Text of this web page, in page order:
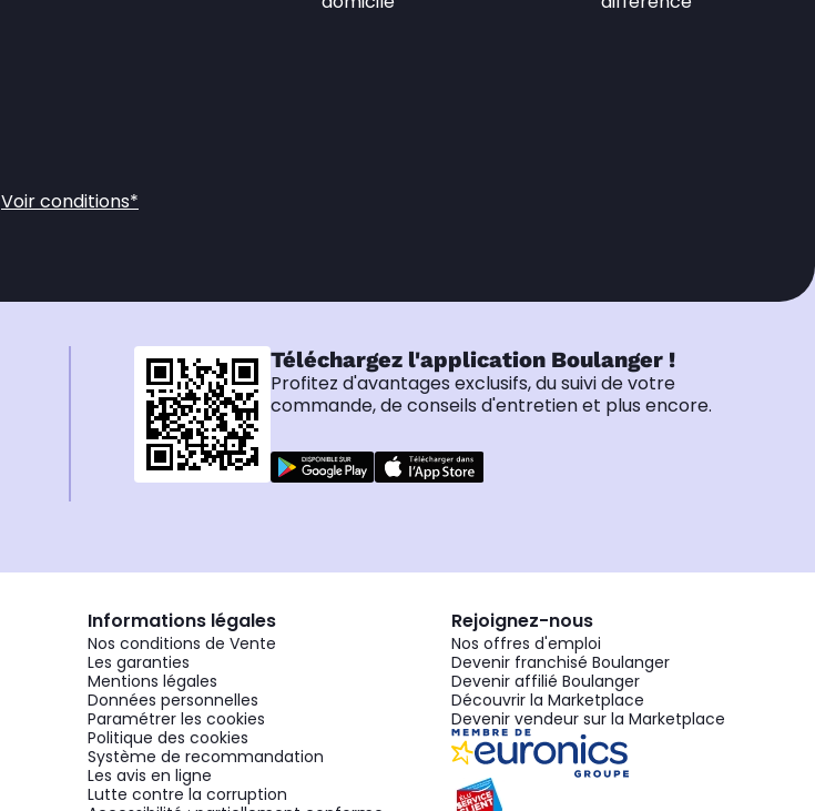
Voir conditions*
Téléchargez l'application Boulanger !
Profitez d'avantages exclusifs, du suivi de votre
commande, de conseils d'entretien et plus encore.
Informations légales
Nos conditions de Vente
Les garanties
Mentions légales
Données personnelles
Paramétrer les cookies
Politique des cookies
Système de recommandation
Les avis en ligne
Lutte contre la corruption
Rejoignez-nous
Nos offres d'emploi
Devenir franchisé Boulanger
Devenir affilié Boulanger
Découvrir la Marketplace
Devenir vendeur sur la Marketplace